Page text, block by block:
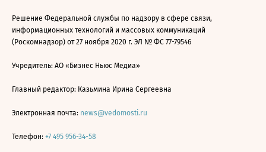
Решение Федеральной службы по надзору в сфере связи,
информационных технологий и массовых коммуникаций
(Роскомнадзор) от 27 ноября 2020 г. ЭЛ № ФС 77-79546
Учредитель: АО «Бизнес Ньюс Медиа»
Главный редактор: Казьмина Ирина Сергеевна
Электронная почта: news@vedomosti.ru
Телефон: +7 495 956-34-58